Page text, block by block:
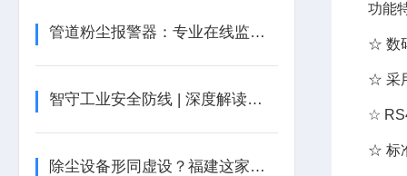
管道粉尘报警器：专业在线监测安全防控设备
智守工业安全防线 | 深度解读工业粉尘报警器，瑶安电子 YRF100A 领跑行业新赛道
除尘设备形同虚设？福建这家公司因粉尘罚单！
功能
☆ 数
☆ 采
☆
☆ 标